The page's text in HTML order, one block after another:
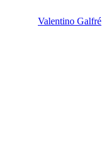
Valentino Galfré